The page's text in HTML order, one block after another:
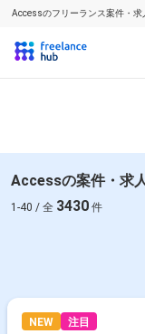
Accessのフリーランス案件・求
Accessの案件・求
1-40 / 全 3430 件
NEW 注目